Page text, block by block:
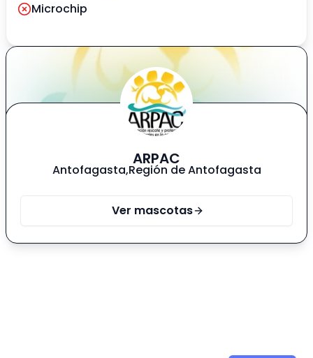
Microchip
ARPAC
Antofagasta,Región de Antofagasta
Ver mascotas